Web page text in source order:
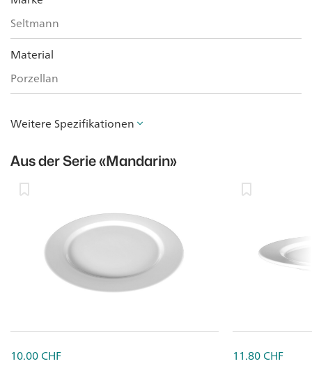
Seltmann
Material
Porzellan
Weitere Spezifikationen
Aus der Serie«Mandarin»
10.00CHF 11.80CHF